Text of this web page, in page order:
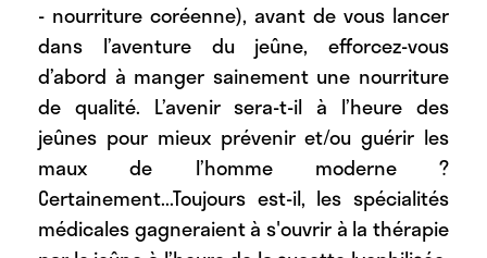
- nourriture coréenne), avant de vous lancer
dans l’aventure du jeûne, efforcez-vous
d’abord à manger sainement une nourriture
de qualité. L’avenir sera-t-il à l’heure des
jeûnes pour mieux prévenir et/ou guérir les
maux de l’homme moderne ?
Certainement...Toujours est-il, les spécialités
médicales gagneraient à s'ouvrir à la thérapie